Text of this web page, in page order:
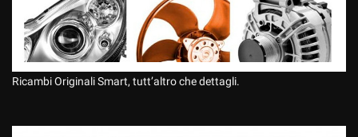
Ricambi Originali Smart, tutt’altro che dettagli.